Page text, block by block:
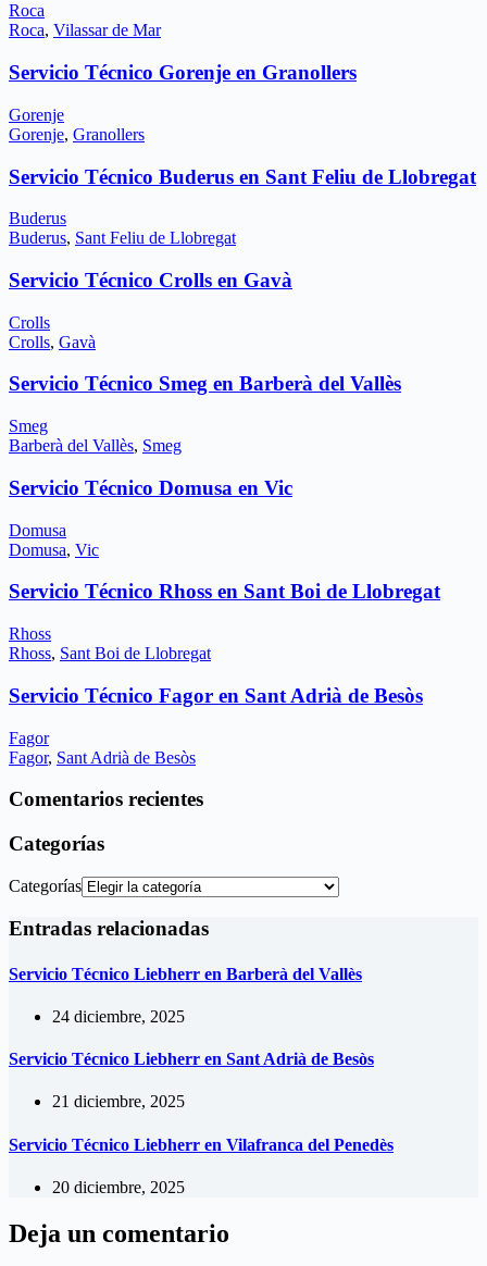
Roca
Roca, Vilassar de Mar
Servicio Técnico Gorenje en Granollers
Gorenje
Gorenje, Granollers
Servicio Técnico Buderus en Sant Feliu de Llobregat
Buderus
Buderus, Sant Feliu de Llobregat
Servicio Técnico Crolls en Gavà
Crolls
Crolls, Gavà
Servicio Técnico Smeg en Barberà del Vallès
Smeg
Barberà del Vallès, Smeg
Servicio Técnico Domusa en Vic
Domusa
Domusa, Vic
Servicio Técnico Rhoss en Sant Boi de Llobregat
Rhoss
Rhoss, Sant Boi de Llobregat
Servicio Técnico Fagor en Sant Adrià de Besòs
Fagor
Fagor, Sant Adrià de Besòs
Comentarios recientes
Categorías
Categorías
Entradas relacionadas
Servicio Técnico Liebherr en Barberà del Vallès
24 diciembre, 2025
Servicio Técnico Liebherr en Sant Adrià de Besòs
21 diciembre, 2025
Servicio Técnico Liebherr en Vilafranca del Penedès
20 diciembre, 2025
Deja un comentario